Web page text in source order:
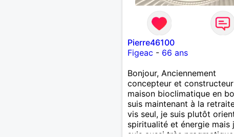
Pierre46100
Figeac - 66 ans
Bonjour, Anciennement
concepteur et
maison bioclimatique en
suis maintenant à la
vis seul, je suis plutôt
spiritualité et énergie mais
suis aussi très